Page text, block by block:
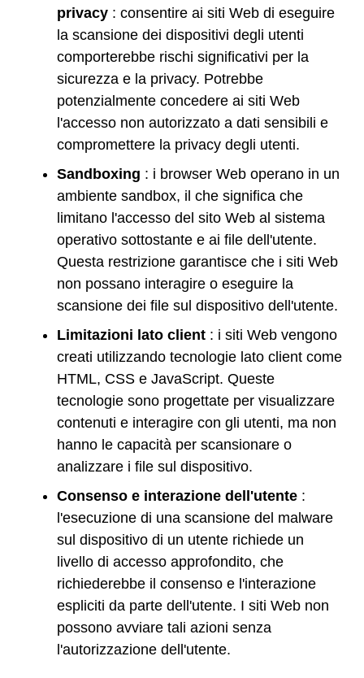
privacy : consentire ai siti Web di eseguire
la scansione dei dispositivi degli utenti
comporterebbe rischi significativi per la
sicurezza e la privacy. Potrebbe
potenzialmente concedere ai siti Web
l'accesso non autorizzato a dati sensibili e
compromettere la privacy degli utenti.
Sandboxing : i browser Web operano in un
ambiente sandbox, il che significa che
limitano l'accesso del sito Web al sistema
operativo sottostante e ai file dell'utente.
Questa restrizione garantisce che i siti Web
non possano interagire o eseguire la
scansione dei file sul dispositivo dell'utente.
Limitazioni lato client : i siti Web vengono
creati utilizzando tecnologie lato client come
HTML, CSS e JavaScript. Queste
tecnologie sono progettate per visualizzare
contenuti e interagire con gli utenti, ma non
hanno le capacità per scansionare o
analizzare i file sul dispositivo.
Consenso e interazione dell'utente :
l'esecuzione di una scansione del malware
sul dispositivo di un utente richiede un
livello di accesso approfondito, che
richiederebbe il consenso e l'interazione
espliciti da parte dell'utente. I siti Web non
possono avviare tali azioni senza
l'autorizzazione dell'utente.